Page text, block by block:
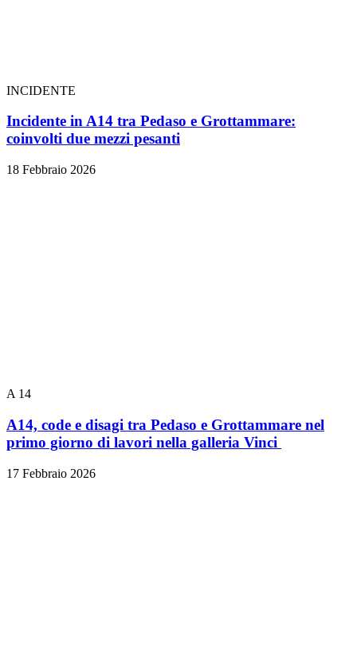
INCIDENTE
Incidente in A14 tra Pedaso e Grottammare:
coinvolti due mezzi pesanti
18 Febbraio 2026
A 14
A14, code e disagi tra Pedaso e Grottammare nel
primo giorno di lavori nella galleria Vinci
17 Febbraio 2026